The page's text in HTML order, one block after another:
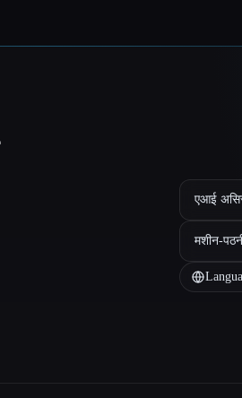
एआई
मशीन-